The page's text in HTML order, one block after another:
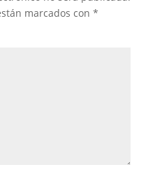
marcados con *